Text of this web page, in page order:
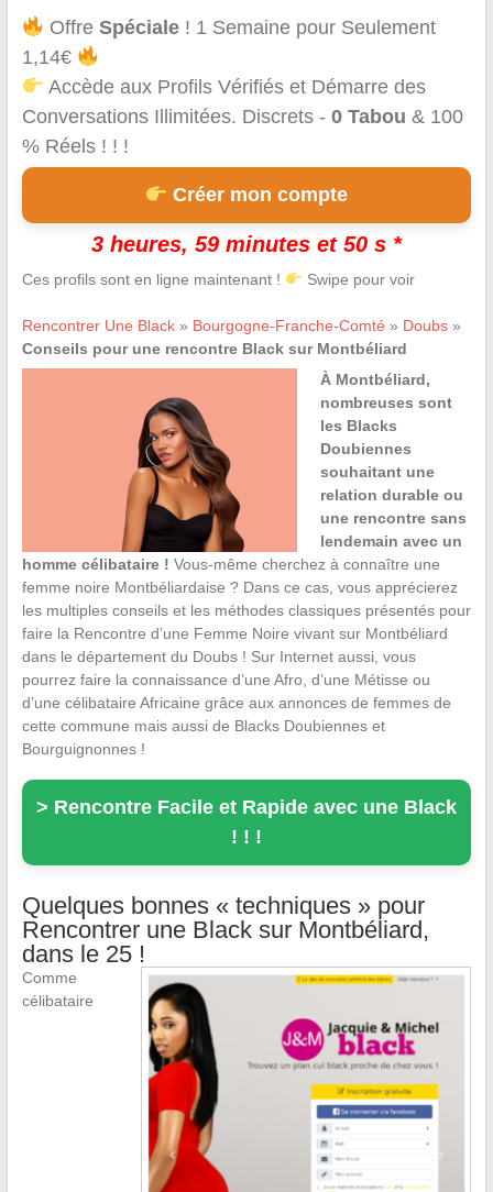
OffreSpéciale ! 1 Semaine pour Seulement
1,14€
Accède aux Profils Vérifiés et Démarre des
Conversations Illimitées. Discrets - 0 Tabou & 100
% Réels ! ! !
Créer mon compte
3 heures, 59 minutes et 49 s *
Ces profils sont en ligne maintenant ! Swipe pour voir
Rencontrer Une Black» Bourgogne-Franche-Comté » Doubs»
Conseils pour une rencontre Black sur Montbéliard
À Montbéliard,
nombreuses sont
les Blacks
Doubiennes
souhaitant une
relation durable ou
une rencontre sans
lendemain avec un
homme célibataire ! Vous-même cherchez à connaître une
femme noire Montbéliardaise ? Dans ce cas, vous apprécierez
les multiples conseils et les méthodes classiques présentés pour
faire la Rencontre d’une Femme Noire vivant sur Montbéliard
dans le département du Doubs ! Sur Internet aussi, vous
pourrez faire la connaissance d’une Afro, d’une Métisse ou
d’une célibataire Africaine grâce aux annonces de femmes de
cette commune mais aussi de Blacks Doubiennes et
Bourguignonnes !
> Rencontre Facile et Rapide avec une Black
! ! !
Quelques bonnes « techniques » pour
Rencontrer une Black sur Montbéliard,
dans le 25 !
Comme
célibataire